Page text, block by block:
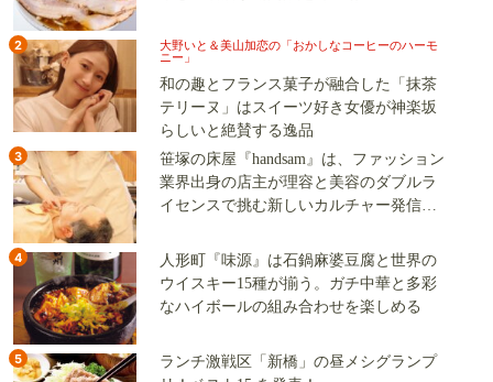
2
大野いと＆美山加恋の「おかしなコーヒーのハーモ
ニー」
和の趣とフランス菓子が融合した「抹茶
テリーヌ」はスイーツ好き女優が神楽坂
らしいと絶賛する逸品
3
笹塚の床屋『handsam』は、ファッション
業界出身の店主が理容と美容のダブルラ
イセンスで挑む新しいカルチャー発信基
4
人形町『味源』は石鍋麻婆豆腐と世界の
ウイスキー15種が揃う。ガチ中華と多彩
なハイボールの組み合わせを楽しめる
5
ランチ激戦区「新橋」の昼メシグランプ